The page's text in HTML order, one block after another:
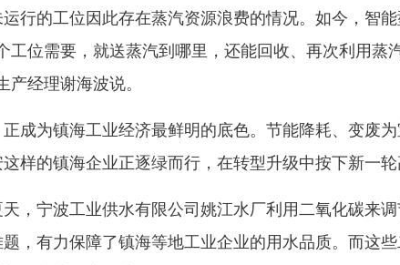
行的工位因此存在蒸汽资源浪费的情况。如今，智
工位需要，就送蒸汽到哪里，还能回收、再次利用蒸
产经理谢海波说。
为镇海工业经济最鲜明的底色。节能降耗、变废
样的镇海企业正逐绿而行，在转型升级中按下新一轮
宁波工业供水有限公司姚江水厂利用二氧化碳来调
，有力保障了镇海等地工业企业的用水品质。而这